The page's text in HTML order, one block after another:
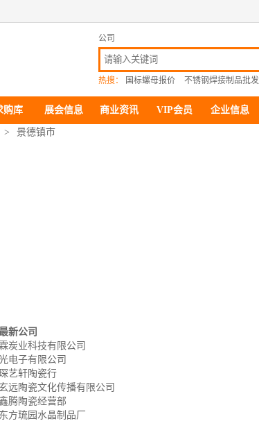
公司
热搜： 国标螺母报价 不锈钢焊接制品批发
购库 展会信息 商业资讯 VIP会员 企业信息
> 景德镇市
新公司
炭业科技有限公司
电子有限公司
艺轩陶瓷行
远陶瓷文化传播有限公司
腾陶瓷经营部
方琉园水晶制品厂